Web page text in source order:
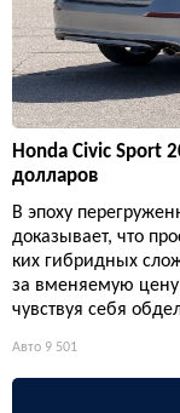
Honda Civic Sport
долларов
В эпоху
доказывает, что
ких гибридных
за вменяемую
чувствуя себя
Авто 9 501